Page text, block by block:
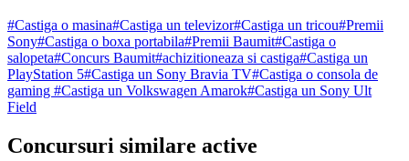
#Castiga o masina#Castiga un televizor#Castiga un tricou#Premii
Sony#Castiga o boxa portabila#Premii Baumit#Castiga o
salopeta#Concurs Baumit#achizitioneaza si castiga#Castiga un
PlayStation 5#Castiga un Sony Bravia TV#Castiga o consola de
gaming #Castiga un Volkswagen Amarok#Castiga un Sony Ult
Field
Concursuri similare active